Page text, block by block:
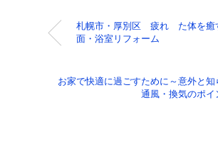
札幌市・厚別区 疲れ た体を癒
面・浴室リフォーム
お家で快適に過ごすために～意外と知
通風・換気のポ